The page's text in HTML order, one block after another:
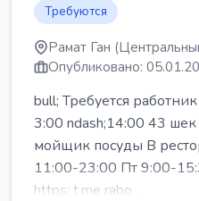
Требуются
Рамат Ган
Опубликовано:
bull; Требуется
3:00 ndash;14:00 43 шек
мойщик посуды В
11:00-23:00 Пт 9:00-
https: t.me rabo...